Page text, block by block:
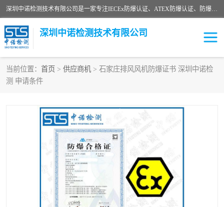
深圳中诺检测技术有限公司是一家专注IECEx防爆认证、ATEX防爆认证、防爆电气检测、防爆合格证、煤安认证等代理机构，可为客户提供从防爆设计、认证、现场检查、工程施工改造、培训等一站式服务。
深圳中诺检测技术有限公司
当前位置： 首页 > 供应商机 > 石家庄排风风机防爆证书 深圳中诺检
测 申请条件
ATEX防爆认证
防爆3C认证 现场防爆检测
煤安矿安
IECEx防爆认证 防爆设计
防爆资质证书 各国防爆认证